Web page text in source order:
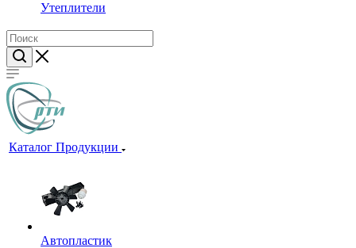
Утеплители
Каталог Продукции
Автопластик